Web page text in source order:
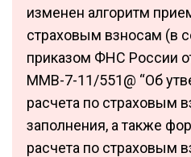
изменен алгоритм
страховым взносам (в
приказом ФНС России
ММВ-7-11/551@ “Об
расчета по страховым
заполнения, а также
расчета по страховым